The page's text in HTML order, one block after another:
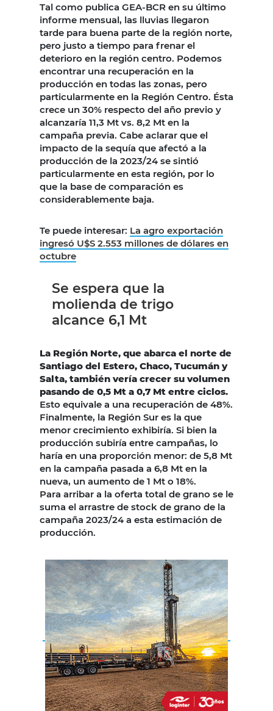
Tal como publica GEA-BCR en su último
informe mensual, las lluvias llegaron
tarde para buena parte de la región norte,
pero justo a tiempo para frenar el
deterioro en la región centro. Podemos
encontrar una recuperación en la
producción en todas las zonas, pero
particularmente en la Región Centro. Ésta
crece un 30% respecto del año previo y
alcanzaría 11,3 Mt vs. 8,2 Mt en la
campaña previa. Cabe aclarar que el
impacto de la sequía que afectó a la
producción de la 2023/24 se sintió
particularmente en esta región, por lo
que la base de comparación es
considerablemente baja.
Te puede interesar: La agro exportación
ingresó U$S 2.553 millones de dólares en
octubre
Se espera que la
molienda de trigo
alcance 6,1 Mt
La Región Norte, que abarca el norte de
Santiago del Estero, Chaco, Tucumán y
Salta, también vería crecer su volumen
pasando de 0,5 Mt a 0,7 Mt entre ciclos.
Esto equivale a una recuperación de 48%.
Finalmente, la Región Sur es la que
menor crecimiento exhibiría. Si bien la
producción subiría entre campañas, lo
haría en una proporción menor: de 5,8 Mt
en la campaña pasada a 6,8 Mt en la
nueva, un aumento de 1 Mt o 18%.
Para arribar a la oferta total de grano se le
suma el arrastre de stock de grano de la
campaña 2023/24 a esta estimación de
producción.